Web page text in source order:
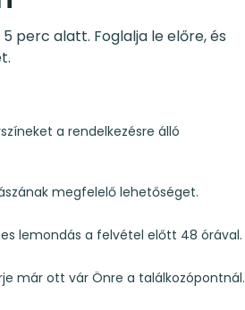
perc alatt. Foglalja le előre, és
a rendelkezésre álló
megfelelő lehetőséget.
lemondás a felvétel előtt 48 órával.
már ott vár Önre a találkozópontnál.